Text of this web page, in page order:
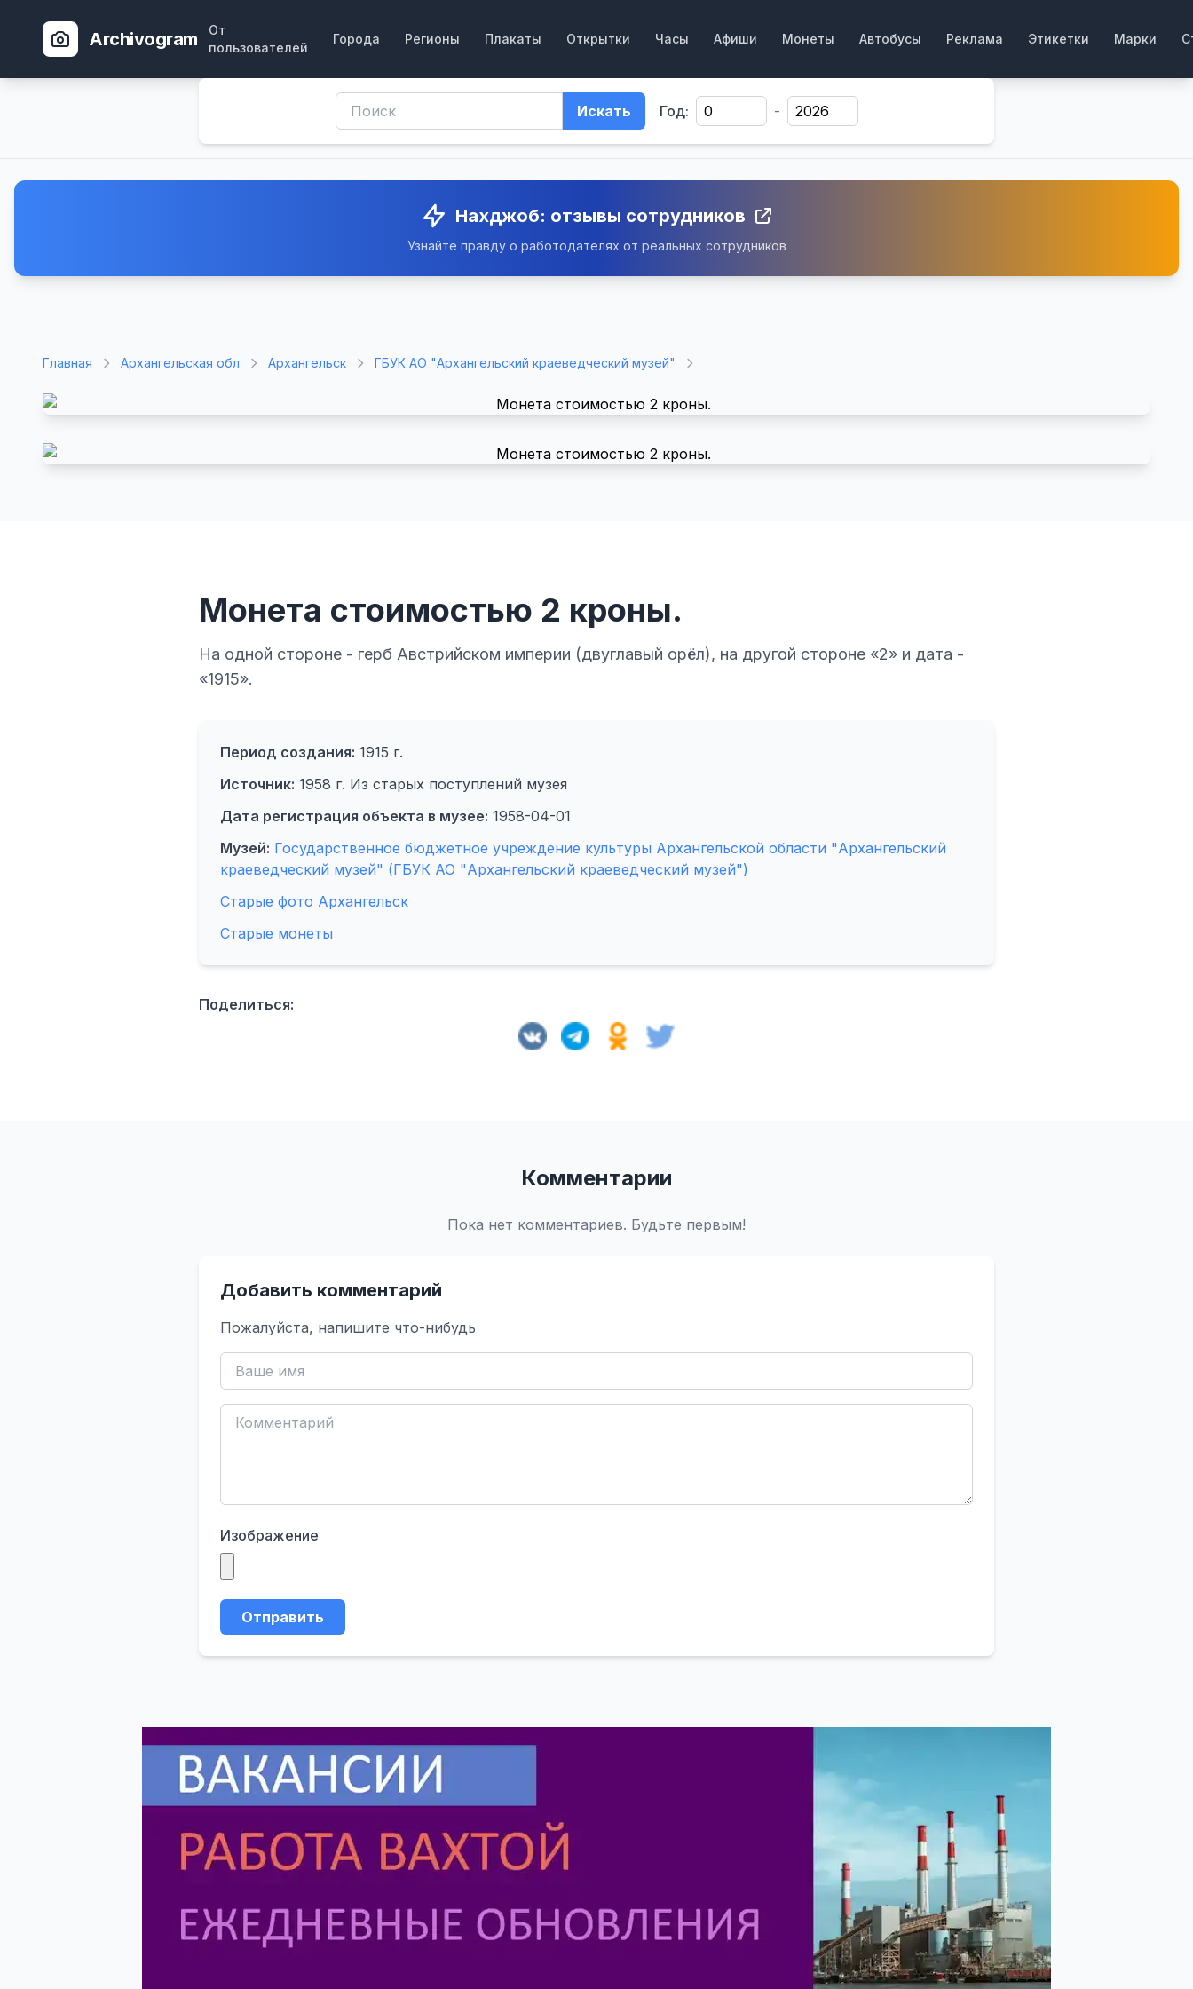
Archivogram
От
пользователей
Города Регионы Плакаты Открытки Часы Афиши Монеты Автобусы Реклама Этикетки Марки
Искать Год: -
Нахджоб: отзывы сотрудников
Узнайте правду о работодателях от реальных сотрудников
Главная Архангельская обл Архангельск ГБУК АО "Архангельский краеведческий музей"
Монета стоимостью 2 кроны.
На одной стороне - герб Австрийском империи (двуглавый орёл), на другой стороне «2» и дата -
«1915».
Период создания: 1915 г.
Источник: 1958 г. Из старых поступлений музея
Дата регистрация объекта в музее: 1958-04-01
Музей: Государственное бюджетное учреждение культуры Архангельской области "Архангельский
краеведческий музей" (ГБУК АО "Архангельский краеведческий музей")
Старые фото Архангельск
Старые монеты
Поделиться:
Комментарии
Пока нет комментариев. Будьте первым!
Добавить комментарий
Пожалуйста, напишите что-нибудь
Изображение
Отправить